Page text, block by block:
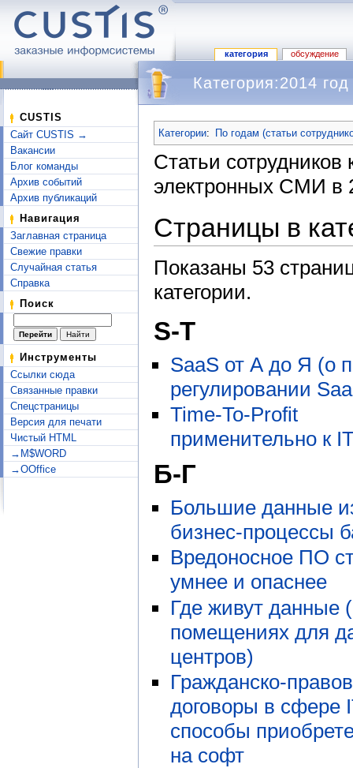
категория обсуждение
CUSTIS
Сайт CUSTIS →
Вакансии
Блог команды
Архив событий
Архив публикаций
Навигация
Заглавная страница
Свежие правки
Случайная статья
Справка
Поиск
Инструменты
Ссылки сюда
Связанные правки
Спецстраницы
Версия для печати
Чистый HTML
→M$WORD
→OOffice
Категория:2014
Категории: По годам (статьи
Статьи
электронных СМИ в
Страницы в
Показаны 53
категории.
S-T
SaaS от А до Я (о
регулировании
Time-To-Profit
применительно к
Б-Г
Большие данные
бизнес-процессы
Вредоносное ПО
умнее и опаснее
Где живут данные
помещениях для
центров)
Гражданско-
договоры в сфере
способы
на софт